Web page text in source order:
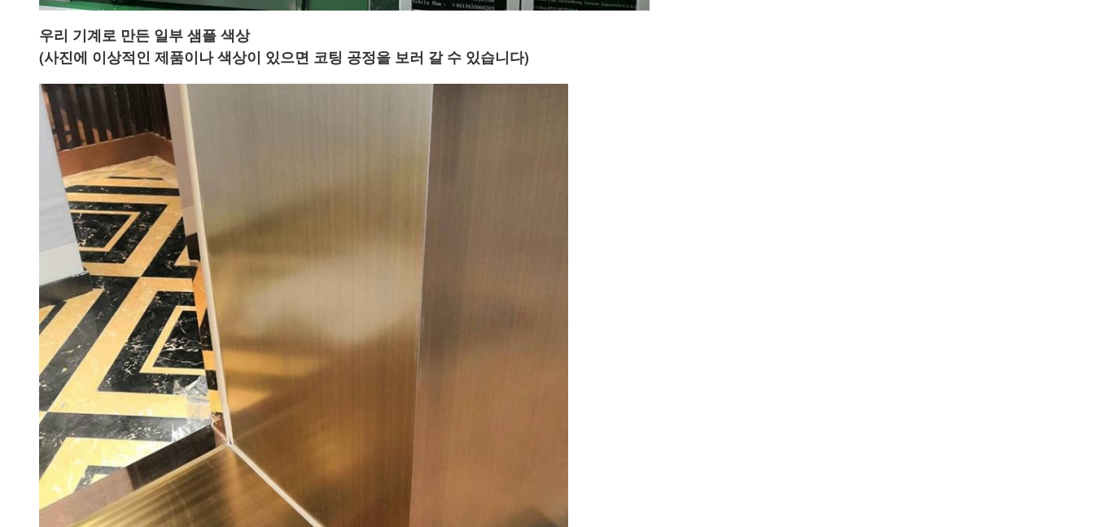
우리 기계로 만든 일부 샘플 색상
(사진에 이상적인 제품이나 색상이 있으면 코팅 공정을 보러 갈 수 있습니다)